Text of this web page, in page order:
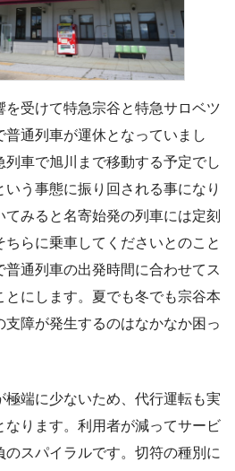
受けて特急宗谷と特急サロベツ
通列車が運休となっていまし
車で旭川まで移動する予定でし
う事態に振り回される事になり
てみると名寄始発の列車には定刻
らに乗車してくださいとのこと
通列車の出発時間に合わせてス
にします。夏でも冬でも宗谷本
障が発生するのはなかなか困っ
端に少ないため、代行運転も実
なります。利用者が減ってサービ
のスパイラルです。切符の種別に